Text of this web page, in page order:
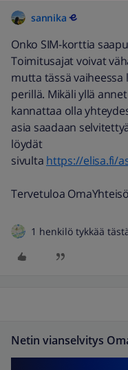
sannika
Onko SIM-korttia
Toimitusajat voivat
mutta tässä vaiheessa
perillä. Mikäli ​yllä
kannattaa olla
asia saadaan
löydät
sivulta https://elisa.fi/
Tervetuloa
1 henkilö tykkää
Netin vianselvitys